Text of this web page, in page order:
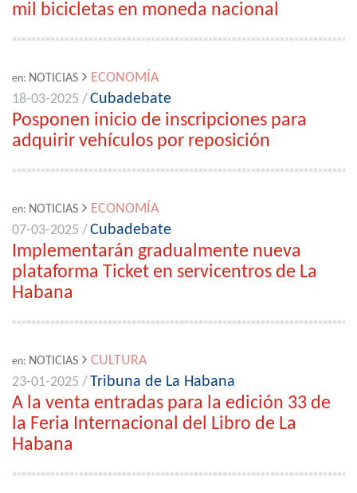
mil bicicletas en moneda nacional
en: NOTICIAS
ECONOMÍA
18-03-2025 /Cubadebate
Posponen inicio de inscripciones para
adquirir vehículos por reposición
en: NOTICIAS
ECONOMÍA
07-03-2025 /Cubadebate
Implementarán gradualmente nueva
plataforma Ticket en servicentros de La
Habana
en: NOTICIAS
CULTURA
23-01-2025 /Tribuna de La Habana
A la venta entradas para la edición 33 de
la Feria Internacional del Libro de La
Habana